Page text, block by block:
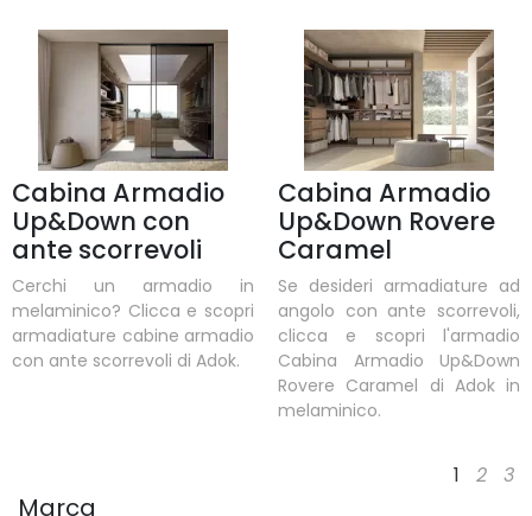
Cabina Armadio
Up&Down con
ante scorrevoli
Cerchi un armadio in
melaminico? Clicca e scopri
armadiature cabine armadio
con ante scorrevoli di Adok.
Cabina Armadio
Up&Down Rovere
Caramel
Se desideri armadiature ad
angolo con ante scorrevoli,
clicca e scopri l'armadio
Cabina Armadio Up&Down
Rovere Caramel di Adok in
melaminico.
1 2 3
Marca